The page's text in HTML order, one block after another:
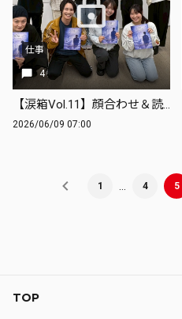
仕事
4
【涙箱Vol.11】顔合わせ＆読み合わせಠ_ಠ
2026/06/09 07:00
1 4 5
TOP